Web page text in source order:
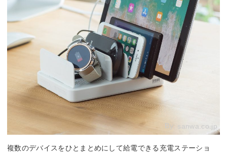
By: sanwa.co.jp
複数のデバイスをひとまとめにして給電できる充電ステーショ